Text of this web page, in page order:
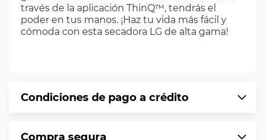
través de la aplicación ThinQ™, tendrás el
poder en tus manos. ¡Haz tu vida más fácil y
cómoda con esta secadora LG de alta gama!
Condiciones de pago a crédito
Compra segura